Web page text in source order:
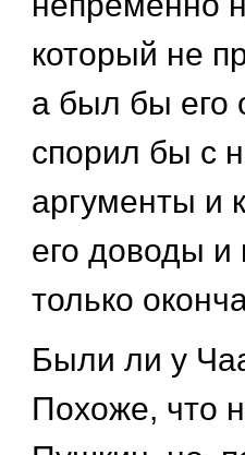
который не
а был бы его
спорил бы с
аргументы и
его доводы и
только
Были ли у
Похоже, что